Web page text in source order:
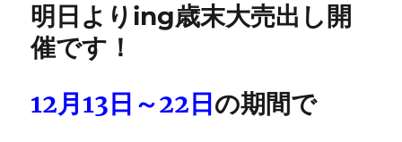
ー
明日よりing歳末大売出し開
催です！
12月13日～22日の期間で